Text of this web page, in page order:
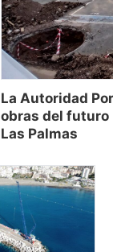
La Autoridad
obras del futuro
Las Palmas